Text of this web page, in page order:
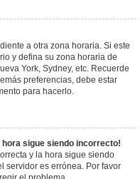
a otra zona horaria. Si este
y defina su zona horaria de
York, Sydney, etc. Recuerde
preferencias, debe estar
para hacerlo.
hora sigue siendo incorrecto!
y la hora sigue siendo
servidor es errónea. Por favor